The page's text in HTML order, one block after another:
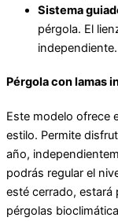
Sistema
pérgola. El
independiente.
Pérgola con lamas
Este modelo ofrece
estilo. Permite
año,
podrás regular el
esté cerrado, estará
pérgolas